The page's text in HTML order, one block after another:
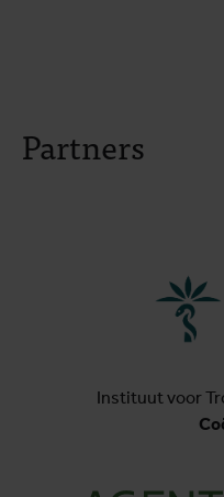
Partners
Instituut voor